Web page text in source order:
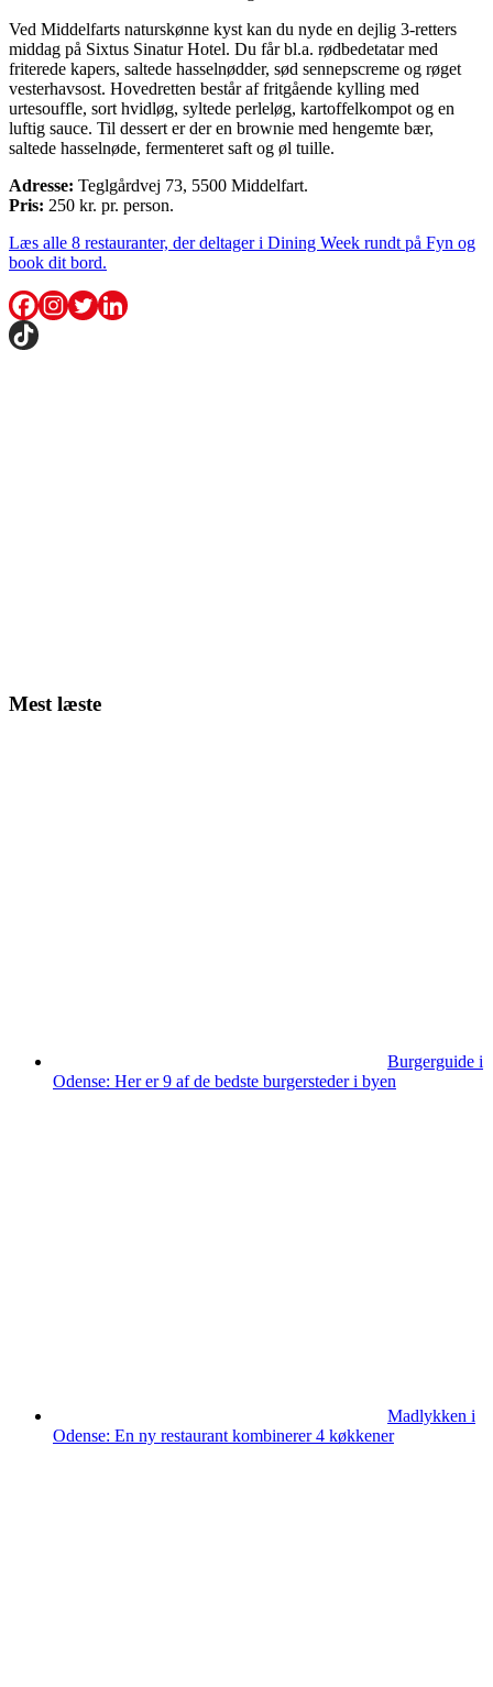
Ved Middelfarts naturskønne kyst kan du nyde en dejlig 3-retters
middag på Sixtus Sinatur Hotel. Du får bl.a. rødbedetatar med
friterede kapers, saltede hasselnødder, sød sennepscreme og røget
vesterhavsost. Hovedretten består af fritgående kylling med
urtesouffle, sort hvidløg, syltede perleløg, kartoffelkompot og en
luftig sauce. Til dessert er der en brownie med hengemte bær,
saltede hasselnøde, fermenteret saft og øl tuille.
Adresse: Teglgårdvej 73, 5500 Middelfart.
Pris: 250 kr. pr. person.
Læs alle 8 restauranter, der deltager i Dining Week rundt på Fyn og
book dit bord.
Mest læste
Burgerguide i
Odense: Her er 9 af de bedste burgersteder i byen
Madlykken i
Odense: En ny restaurant kombinerer 4 køkkener